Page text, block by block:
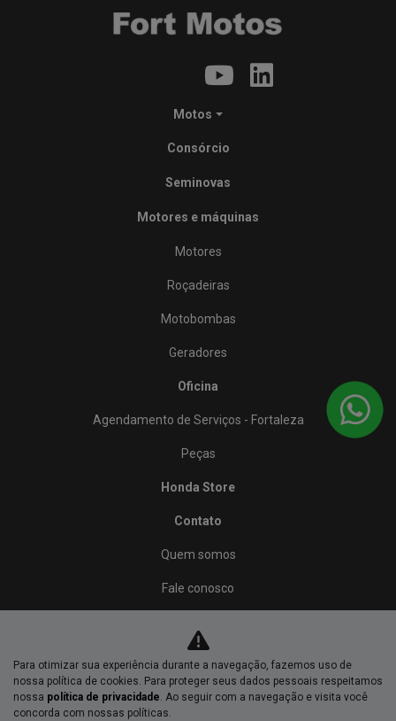
Motos
Consórcio
Seminovas
Motores e máquinas
Motores
Roçadeiras
Motobombas
Geradores
Oficina
Agendamento de Serviços - Fortaleza
Peças
Honda Store
Contato
Quem somos
Fale conosco
No trânsito, enxergar o outro salva vidas.
Para otimizar sua experiência durante a navegação, fazemos uso de
nossa política de cookies. Para proteger seus dados pessoais respeitamos
nossa política de privacidade. Ao seguir com a navegação e visita você
concorda com nossas políticas.